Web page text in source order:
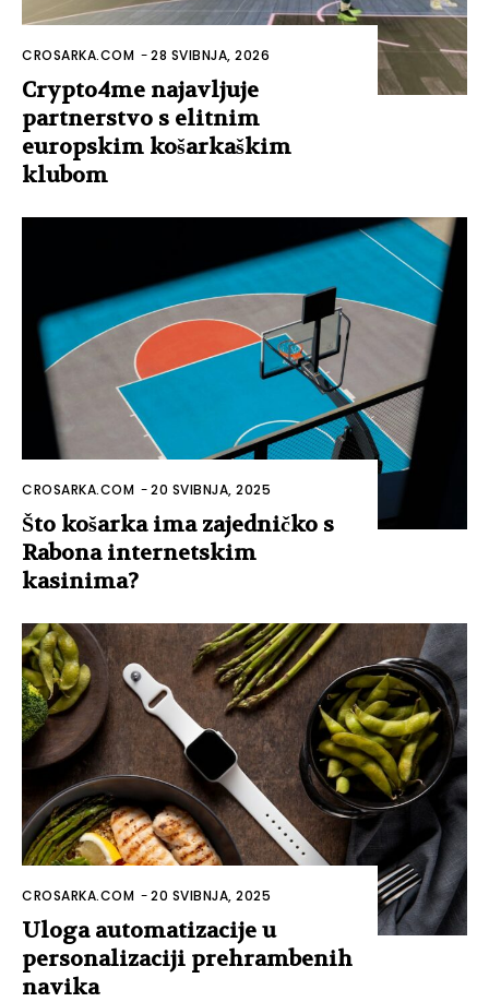
CROSARKA.COM -28 SVIBNJA, 2026
Crypto4me najavljuje
partnerstvo s elitnim
europskim košarkaškim
klubom
CROSARKA.COM -20 SVIBNJA, 2025
Što košarka ima zajedničko s
Rabona internetskim
kasinima?
CROSARKA.COM -20 SVIBNJA, 2025
Uloga automatizacije u
personalizaciji prehrambenih
navika